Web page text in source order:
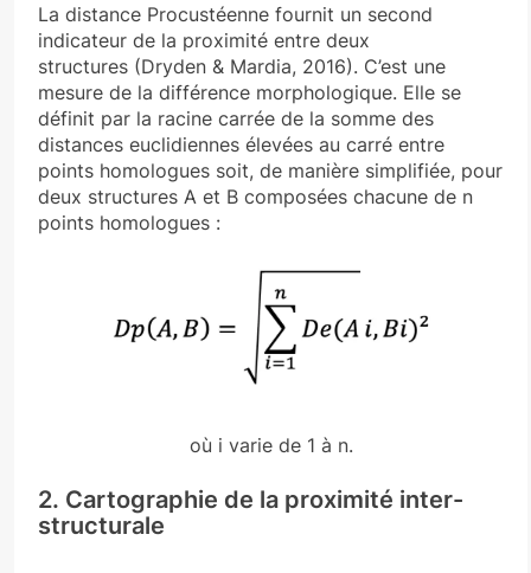
La distance Procustéenne fournit un second
indicateur de la proximité entre deux
structures (Dryden & Mardia, 2016). C’est une
mesure de la différence morphologique. Elle se
définit par la racine carrée de la somme des
distances euclidiennes élevées au carré entre
points homologues soit, de manière simplifiée, pour
deux structures A et B composées chacune de n
points homologues :
où i varie de 1 à n.
2. Cartographie de la proximité inter-
structurale